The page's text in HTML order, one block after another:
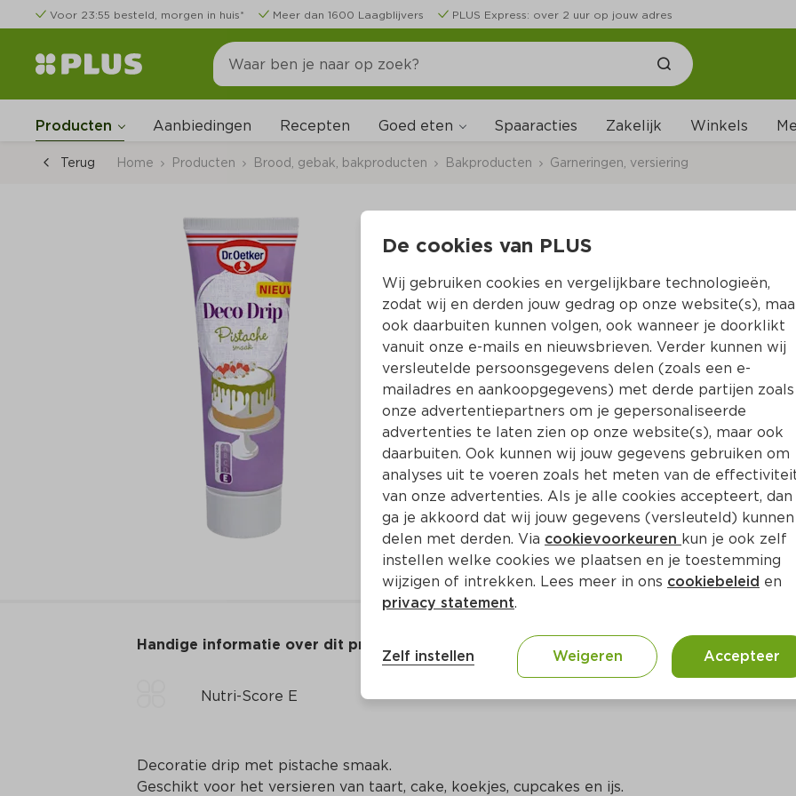
Voor 23:55 besteld, morgen in huis* Meer dan 1600 Laagblijvers PLUS Express: over 2 uur op jouw adres
Producten Aanbiedingen Recepten Goed eten Spaaracties Zakelijk Winkels
Terug Home Producten Brood, gebak, bakproducten Bakproducten Garneringen, versiering
Dr. Oetker Deco
Per Tube 80 g  (per kilo €52.38)
4.19
Toevoegen
Handige informatie over dit product
Nutri-Score E
Decoratie drip met pistache smaak.
Geschikt voor het versieren van taart, cake, koekjes, cupcakes en ijs.
De cookies van PLUS
Wij gebruiken cookies en vergelijkbare technologieën,
zodat wij en derden jouw gedrag op onze website(s),
ook daarbuiten kunnen volgen, ook wanneer je doorklikt
vanuit onze e-mails en nieuwsbrieven. Verder kunnen wij
versleutelde persoonsgegevens delen (zoals een e-
mailadres en aankoopgegevens) met derde partijen zoals
onze advertentiepartners om je gepersonaliseerde
advertenties te laten zien op onze website(s), maar ook
daarbuiten. Ook kunnen wij jouw gegevens gebruiken om
analyses uit te voeren zoals het meten van de
van onze advertenties. Als je alle cookies accepteert, dan
ga je akkoord dat wij jouw gegevens (versleuteld) kunnen
delen met derden. Via cookievoorkeuren kun je ook zelf
instellen welke cookies we plaatsen en je toestemming
wijzigen of intrekken. Lees meer in ons cookiebeleid en
privacy statement.
Zelf instellen Weigeren Accepteer